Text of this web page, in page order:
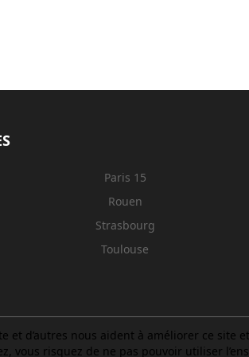
Paris 15
Rouen
Strasbourg
Toulouse
d’autres nous aident à améliorer ce site
vous risquez de ne pas pouvoir utiliser